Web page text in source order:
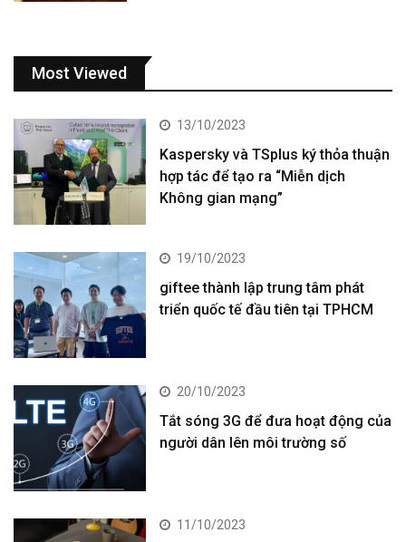
Most Viewed
13/10/2023
Kaspersky và TSplus ký thỏa thuận
hợp tác để tạo ra “Miễn dịch
Không gian mạng”
19/10/2023
giftee thành lập trung tâm phát
triển quốc tế đầu tiên tại TPHCM
20/10/2023
Tắt sóng 3G để đưa hoạt động của
người dân lên môi trường số
11/10/2023